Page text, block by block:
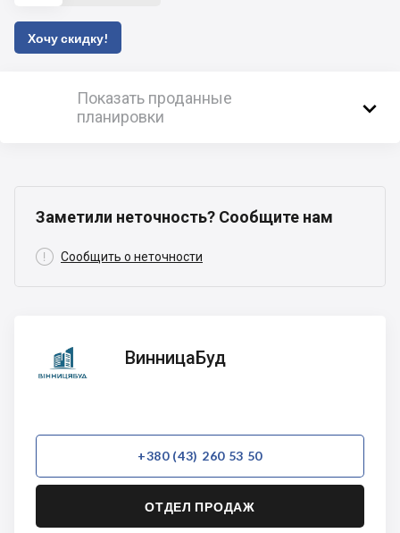
Хочу скидку!
Показать проданные
планировки

Заметили неточность? Сообщите нам
 Сообщить о неточности
ВинницаБуд
ВинницаБуд
+380 (43) 260 53 50
ОТДЕЛ ПРОДАЖ